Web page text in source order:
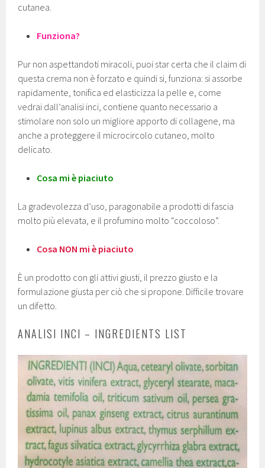
cutanea.
Funziona?
Pur non aspettandoti miracoli, puoi star certa che il claim di
questa crema non è forzato e quindi si, funziona: si assorbe
rapidamente, tonifica ed elasticizza la pelle e, come
vedrai dall’analisi inci, contiene quanto necessario a
stimolare non solo un migliore apporto di collagene, ma
anche a proteggere il microcircolo cutaneo, molto
delicato.
Cosa mi è piaciuto
La gradevolezza d’uso, paragonabile a prodotti di fascia
molto più elevata, e il profumino molto “coccoloso”.
Cosa NON mi è piaciuto
È un prodotto con gli attivi giusti, il prezzo giusto e la
formulazione giusta per ciò che si propone. Difficile trovare
un difetto.
ANALISI INCI – INGREDIENTS LIST